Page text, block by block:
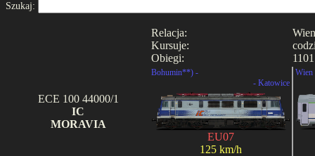
Szukaj:
Relacja:
Kursuje:
Obiegi:
ECE 100 44000/1
IC
MORAVIA
Bohumin**) -
- Katowice
EU07
125 km/h